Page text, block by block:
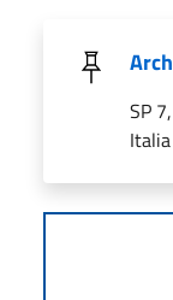
SP
Italia